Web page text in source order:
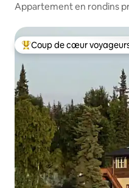
Appartement en rondins
Coups de cœur voyageurs
Coup de cœur